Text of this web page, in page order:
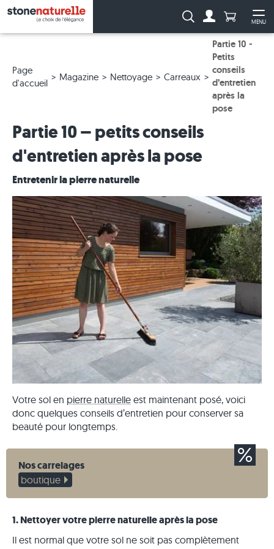
MENU
Recherche :Anzahl
Page
d'accueil
Magazine Nettoyage Carreaux
Partie 10 -
Petits
conseils
d’entretien
après la
pose
Partie 10 – petits conseils
d'entretien après la pose
Entretenir la pierre naturelle
Votre sol en pierre naturelle est maintenant posé, voici
donc quelques conseils d’entretien pour conserver sa
beauté pour longtemps.
Nos carrelages
boutique
1. Nettoyer votre pierre naturelle après la pose
Il est normal que votre sol ne soit pas complètement